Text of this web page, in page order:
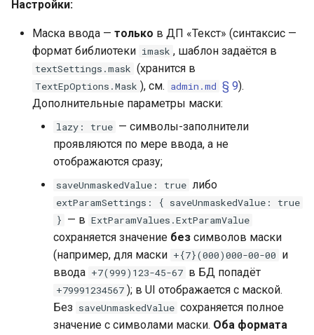
Настройки:
Маска ввода — только в ДП «Текст» (синтаксис —
формат библиотеки imask , шаблон задаётся в
textSettings.mask (хранится в
TextEpOptions.Mask ), см. admin.md § 9).
Дополнительные параметры маски:
lazy: true — символы-заполнители
проявляются по мере ввода, а не
отображаются сразу;
saveUnmaskedValue: true либо
extParamSettings: { saveUnmaskedValue: true
} — в ExtParamValues.ExtParamValue
сохраняется значение без символов маски
(например, для маски +{7}(000)000-00-00 и
ввода +7(999)123-45-67 в БД попадёт
+79991234567 ); в UI отображается с маской.
Без saveUnmaskedValue сохраняется полное
значение с символами маски. Оба формата